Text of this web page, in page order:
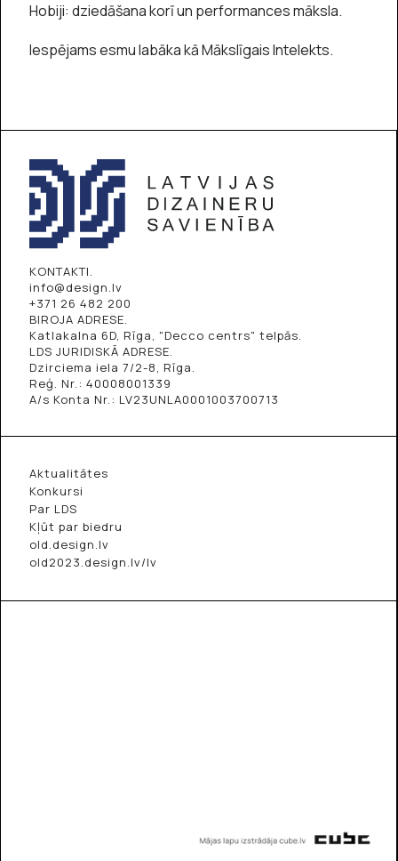
Hobiji: dziedāšana korī un performances māksla.
Iespējams esmu labāka kā Mākslīgais Intelekts.
KONTAKTI.
info@design.lv
+371 26 482 200
BIROJA ADRESE.
Katlakalna 6D, Rīga, "Decco centrs" telpās.
LDS JURIDISKĀ ADRESE.
Dzirciema iela 7/2-8, Rīga.
Reģ. Nr.: 40008001339
A/s Konta Nr.: LV23UNLA0001003700713
Aktualitātes
Konkursi
Par LDS
Kļūt par biedru
old.design.lv
old2023.design.lv/lv